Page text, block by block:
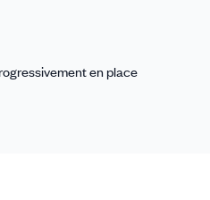
en place